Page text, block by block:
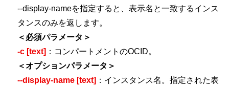
--display-nameを指定すると、表示名と一致するインス
タンスのみを返します。
＜必須パラメータ＞
-c [text] ：コンパートメントのOCID。
＜オプションパラメータ＞
--display-name [text] ：インスタンス名。指定された表